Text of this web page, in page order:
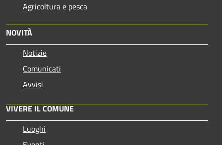
Agricoltura e pesca
NOVITÀ
Notizie
Comunicati
Avvisi
VIVERE IL COMUNE
Luoghi